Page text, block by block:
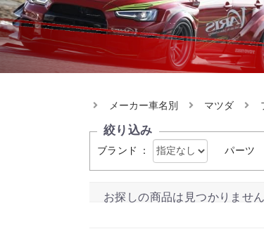
メーカー車名別 マツダ
絞り込み
ブランド ： パーツ
お探しの商品は見つかりませ